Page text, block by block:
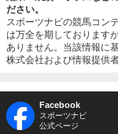
ださい。
スポーツナビの競馬コン
は万全を期しております
ありません。当該情報に
株式会社および情報提供
Facebook
スポーツナビ
公式ページ